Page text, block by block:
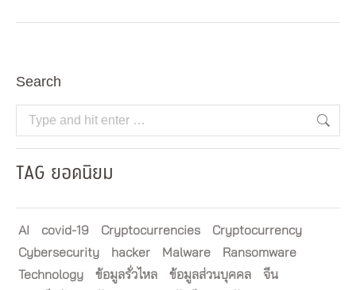
Search
Search:
TAG ยอดนิยม
AI covid-19 Cryptocurrencies
Cryptocurrency
Cybersecurity
hacker Malware
Ransomware
Technology
ข้อมูลรั่วไหล ข้อมูลส่วนบุคคล
จีน